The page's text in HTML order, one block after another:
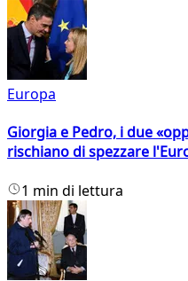
Europa
Giorgia e Pedro, i due
rischiano di spezzare
1 min di lettura